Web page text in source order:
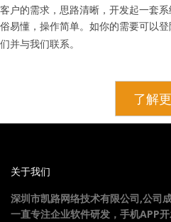
客户的需求，思路清晰，开发起一套
俗易懂，操作简单。如你的需要可以登
们并与我们联系。
了解
关于我们
深圳市凯路网络技术有限公司,公司
一直专注企业软件研发，手机APP